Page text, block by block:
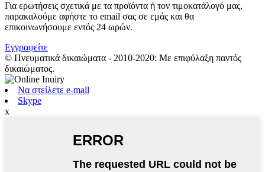
Για ερωτήσεις σχετικά με τα προϊόντα ή τον τιμοκατάλογό μας,
παρακαλούμε αφήστε το email σας σε εμάς και θα
επικοινωνήσουμε εντός 24 ωρών.
Εγγραφείτε
© Πνευματικά δικαιώματα - 2010-2020: Με επιφύλαξη παντός
δικαιώματος.
Να στείλετε e-mail
Skype
x